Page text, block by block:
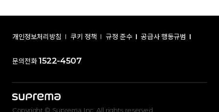
개인정보처리방침 쿠키 정책 규정 준수 공급사 행동규범
문의전화 1522-4507
Copyright © Suprema Inc. All rights reserved.